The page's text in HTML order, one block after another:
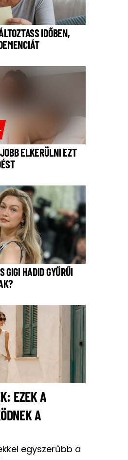
IDŐBEN,
ELKERÜLNI EZT
GIGI HADID GYŰRŰI
EZEK A
A
egyszerűbb a